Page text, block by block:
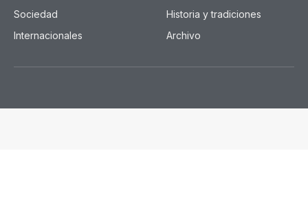
Sociedad
Internacionales
Historia y tradiciones
Archivo